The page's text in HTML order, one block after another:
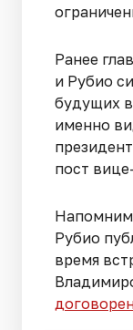
Ранее
и Рубио
будущих
именно
пост
Рубио
время